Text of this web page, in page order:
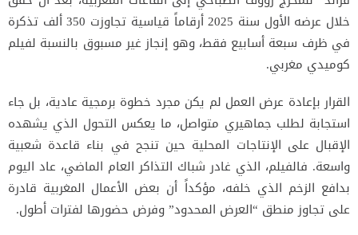
خلال عرضه الأول سنة 2025 أرقاماً قياسية تجاوزت 350 ألف تذكرة
في ظرف سبعة أسابيع فقط، وهو إنجاز غير مسبوق بالنسبة لفيلم
كوميدي مغربي.
القرار بإعادة عرض العمل لم يكن مجرد خطوة برمجية عادية، بل جاء
استجابة لطلب جماهيري متواصل، ما يعكس التحول الذي يشهده
الإقبال على الإنتاجات المحلية حين تنجح في بناء قاعدة شعبية
واسعة. فالفيلم، الذي غادر شباك التذاكر العام الماضي، عاد اليوم
بدافع الزخم الذي خلفه، مؤكداً أن بعض الأعمال المغربية قادرة
على تجاوز منطق “العرض المحدود” وفرض حضورها لفترات أطول.